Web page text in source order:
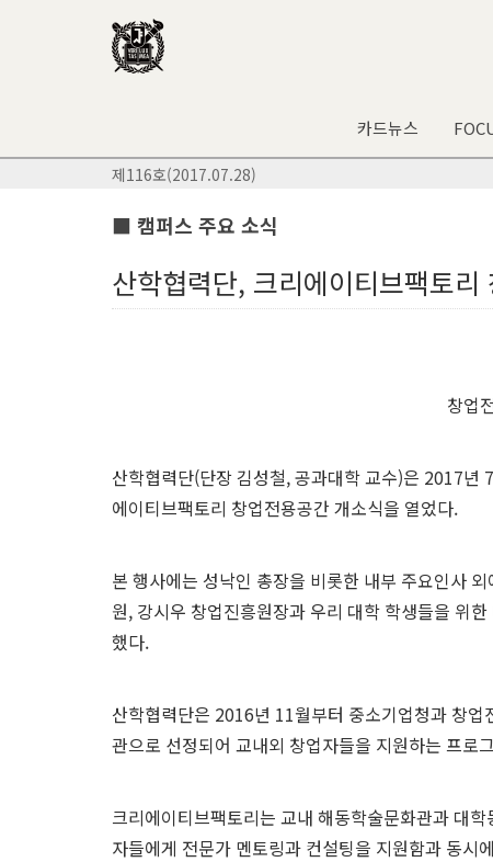
카드뉴스
제116호(2017.07.28)
■ 캠퍼스 주요 소식
산학협력단, 크리에이티브팩토리
창업
산학협력단(단장 김성철, 공과대학 교수)은 2017
에이티브팩토리 창업전용공간 개소식을 열었다.
본 행사에는 성낙인 총장을 비롯한 내부 주요인사
원, 강시우 창업진흥원장과 우리 대학 학생들을 위
했다.
산학협력단은 2016년 11월부터 중소기업청과 창업
관으로 선정되어 교내외 창업자들을 지원하는 프로
크리에이티브팩토리는 교내 해동학술문화관과 대
자들에게 전문가 멘토링과 컨설팅을 지원함과 동시